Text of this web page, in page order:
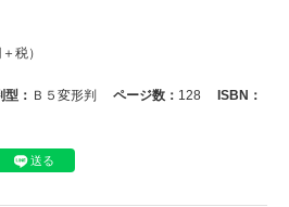
税）
型： Ｂ５変形判 ページ数： 128
ISBN：
送る